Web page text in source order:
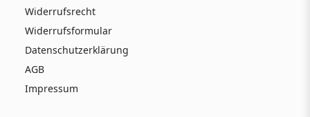
Widerrufsrecht
Widerrufsformular
Datenschutzerklärung
AGB
Impressum